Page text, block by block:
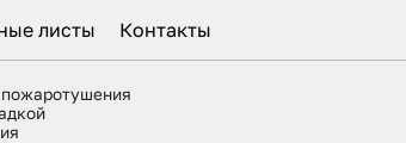
листы Контакты